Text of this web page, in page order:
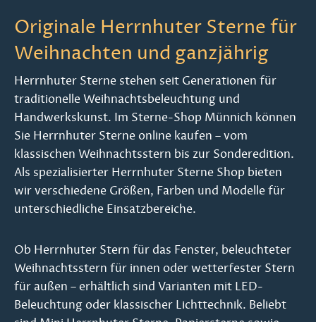
Originale Herrnhuter Sterne für
Weihnachten und ganzjährig
Herrnhuter Sterne stehen seit Generationen für
traditionelle Weihnachtsbeleuchtung und
Handwerkskunst. Im Sterne-Shop Münnich können
Sie Herrnhuter Sterne online kaufen – vom
klassischen Weihnachtsstern bis zur Sonderedition.
Als spezialisierter Herrnhuter Sterne Shop bieten
wir verschiedene Größen, Farben und Modelle für
unterschiedliche Einsatzbereiche.
Ob Herrnhuter Stern für das Fenster, beleuchteter
Weihnachtsstern für innen oder wetterfester Stern
für außen – erhältlich sind Varianten mit LED-
Beleuchtung oder klassischer Lichttechnik. Beliebt